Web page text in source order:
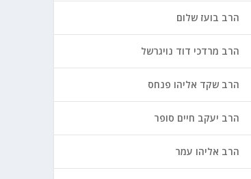
הרב בועז שלום
הרב מרדכי דוד נויגרשל
הרב שקד אליהו פנחס
הרב יעקב חיים סופר
הרב אליהו עמר